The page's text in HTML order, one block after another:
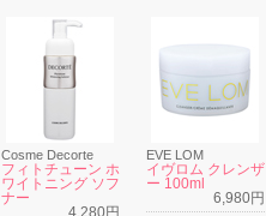
Cosme Decorte
フィトチューン ホ
ワイトニング ソフ
ナー
4,280円
EVE LOM
イヴロム クレンザ
ー 100ml
6,980円